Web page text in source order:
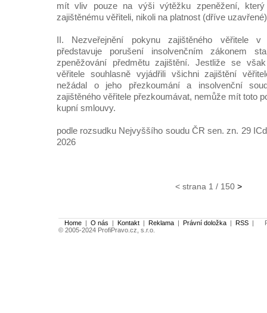
mít vliv pouze na výši výtěžku zpeněžení,
zajištěnému věřiteli, nikoli na platnost (dříve
II. Nezveřejnění pokynu zajištěného věřitele v
představuje porušení insolvenčním zákonem
zpeněžování předmětu zajištění. Jestliže se
věřitele souhlasně vyjádřili všichni zajištění
nežádal o jeho přezkoumání a insolvenční
zajištěného věřitele přezkoumávat, nemůže mít toto
kupní smlouvy.
podle rozsudku Nejvyššího soudu ČR sen. zn. 29
2026
< strana 1 / 150 >
Home | O nás | Kontakt | Reklama | Právní doložka | RSS |
© 2005-2024 ProfiPravo.cz, s.r.o.